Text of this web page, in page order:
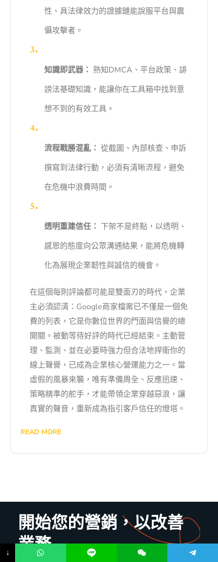
性、具法律效力的證據鏈能說服平台與震
懾攻擊者。
知識即武器： 熟知DMCA、平台政策、誹
謗法基礎知識，能讓你在工具箱中找到意
想不到的有效工具。
流程戰勝混亂： 從截圖、內部核查、申訴
撰寫到法律行動，必須有清晰流程，避免
在危機中浪費時間。
透明重建信任： 下架不是終點，以透明、
感恩的態度向公眾溝通結果，能將危機轉
化為展現企業韌性與誠信的機會。
在這個每則評論都可能是雙面刃的時代，企業
主必須認清：Google商家檔案已不僅是一個免
費的列表，它是你數位世界的門面與信譽的總
開關。被動等待好評的時代已經結束。主動管
理、監測、並在必要時強力但合法地捍衛你的
線上聲譽，已成為企業核心營運能力之一。當
虛假的風暴來襲，唯有準備周全、反應迅速、
策略精準的舵手，才能帶領企業穿越惡浪，讓
真實的聲音，重新成為指引客戶信任的燈塔。
READ MORE
開始您的營銷，以改善
業務
↓